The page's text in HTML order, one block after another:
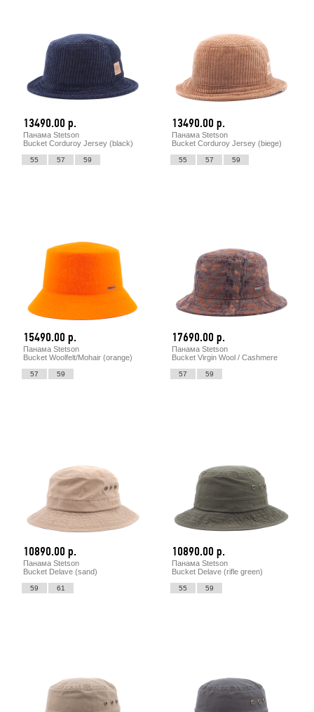
13490.00 р.
Панама Stetson
Bucket Corduroy Jersey (black)
55 57 59
13490.00 р.
Панама Stetson
Bucket Corduroy Jersey (biege)
55 57 59
15490.00 р.
Панама Stetson
Bucket Woolfelt/Mohair (orange)
57 59
17690.00 р.
Панама Stetson
Bucket Virgin Wool / Cashmere
57 59
10890.00 р.
Панама Stetson
Bucket Delave (sand)
59 61
10890.00 р.
Панама Stetson
Bucket Delave (rifle green)
55 59